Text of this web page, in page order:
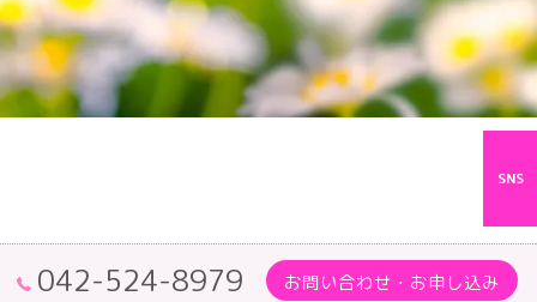
SNS
042-524-8979 お問い合わせ・お申し込み